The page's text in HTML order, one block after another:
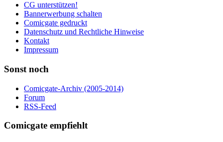
CG unterstützen!
Bannerwerbung schalten
Comicgate gedruckt
Datenschutz und Rechtliche Hinweise
Kontakt
Impressum
Sonst noch
Comicgate-Archiv (2005-2014)
Forum
RSS-Feed
Comicgate empfiehlt